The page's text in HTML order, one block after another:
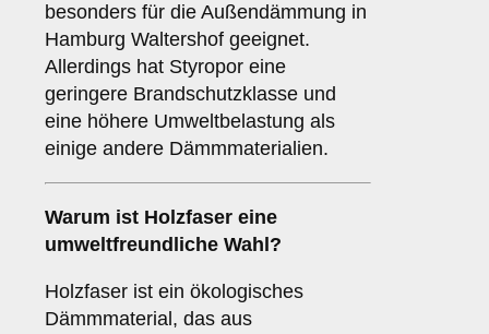
besonders für die Außendämmung in
Hamburg Waltershof geeignet.
Allerdings hat Styropor eine
geringere Brandschutzklasse und
eine höhere Umweltbelastung als
einige andere Dämmmaterialien.
Warum ist Holzfaser eine
umweltfreundliche Wahl?
Holzfaser ist ein ökologisches
Dämmmaterial, das aus